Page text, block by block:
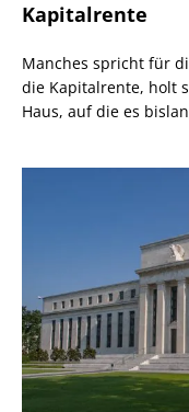
Kapitalrente
Manches spricht für
die Kapitalrente, holt
Haus, auf die es